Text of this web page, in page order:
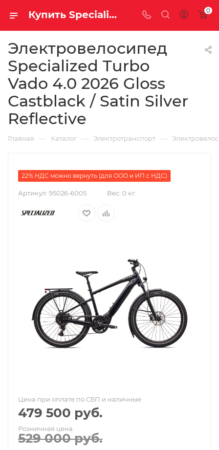
Купить Specialized Turbo Vado 4.0 2026 Gloss Castblack / Satin Silver Reflective за рублей, а со скидкой 479 500 руб. 0
Электровелосипед
Specialized Turbo
Vado 4.0 2026 Gloss
Castblack / Satin Silver
Reflective
Главная — Каталог — Электротранспорт —
22% НДС можно вернуть (для ООО и ИП с НДС)
Артикул: 95026-6005 Вес: 0 кг.
Цена при оплате по СБП и наличные
479 500 руб.
Розничная цена
529 000руб.